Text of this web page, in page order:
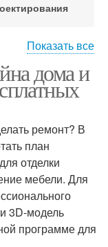
программы
для
планировки
программы
Показать все
дома и
ремонт? В
план
отделки
мебели. Для
3D-модель
программе для